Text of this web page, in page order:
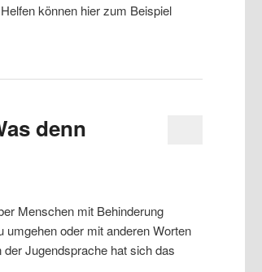
können hier zum Beispiel
denn
Menschen mit Behinderung
umgehen oder mit anderen Worten
Jugendsprache hat sich das